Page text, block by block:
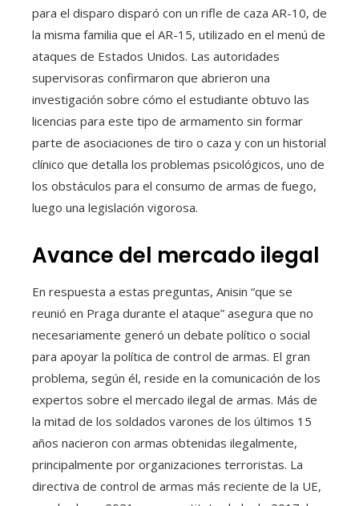
para el disparo disparó con un rifle de caza AR-10, de
la misma familia que el AR-15, utilizado en el menú de
ataques de Estados Unidos. Las autoridades
supervisoras confirmaron que abrieron una
investigación sobre cómo el estudiante obtuvo las
licencias para este tipo de armamento sin formar
parte de asociaciones de tiro o caza y con un historial
clínico que detalla los problemas psicológicos, uno de
los obstáculos para el consumo de armas de fuego,
luego una legislación vigorosa.
Avance del mercado ilegal
En respuesta a estas preguntas, Anisin “que se
reunió en Praga durante el ataque” asegura que no
necesariamente generó un debate político o social
para apoyar la política de control de armas. El gran
problema, según él, reside en la comunicación de los
expertos sobre el mercado ilegal de armas. Más de
la mitad de los soldados varones de los últimos 15
años nacieron con armas obtenidas ilegalmente,
principalmente por organizaciones terroristas. La
directiva de control de armas más reciente de la UE,